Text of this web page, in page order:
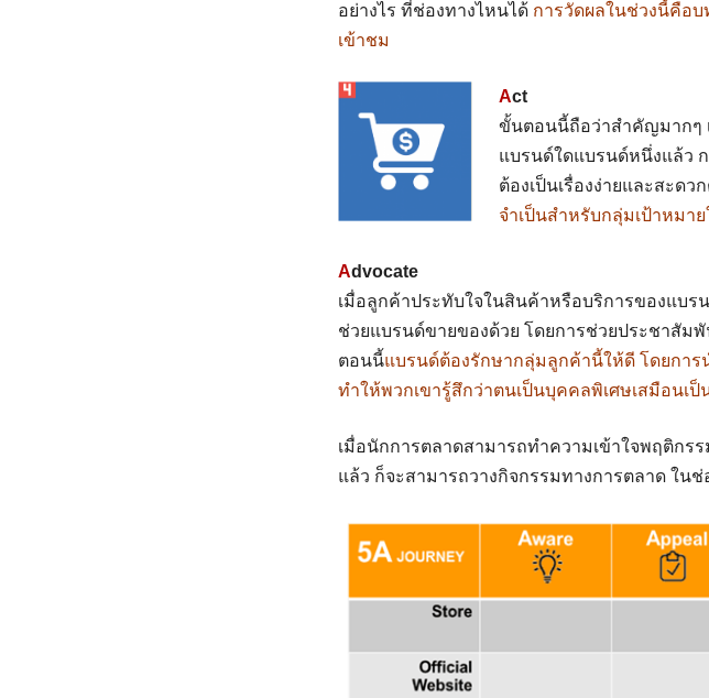
อย่างไร ที่ช่องทางไหนได้ การวัดผลในช่วงนี้คือ
เข้าชม
Act
ขั้นตอนนี้ถือว่าสำคัญมากๆ
แบรนด์ใดแบรนด์หนึ่งแล้ว
ต้องเป็นเรื่องง่ายและสะด
จำเป็นสำหรับกลุ่มเป้าหมา
Advocate
เมื่อลูกค้าประทับใจในสินค้าหรือบริการของแบร
ช่วยแบรนด์ขายของด้วย โดยการช่วยประชาสัม
ตอนนี้แบรนด์ต้องรักษากลุ่มลูกค้านี้ให้ดี โดยการ
ทำให้พวกเขารู้สึกว่าตนเป็นบุคคลพิเศษเสมือนเป็
เมื่อนักการตลาดสามารถทำความเข้าใจพฤติกร
แล้ว ก็จะสามารถวางกิจกรรมทางการตลาด ใน